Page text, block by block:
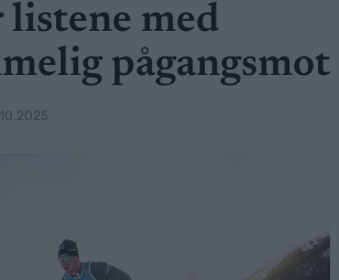
listene med
pågangsmot